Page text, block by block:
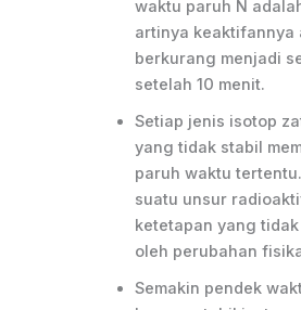
waktu paruh N
artinya keaktifannya
berkurang menjadi
setelah 10 menit.
Setiap jenis isotop
yang tidak stabil
paruh waktu
suatu unsur
ketetapan yang
oleh perubahan
Semakin pendek